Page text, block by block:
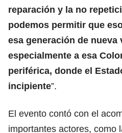
reparación y la no
podemos permitir que
esa generación de nueva
especialmente a esa
periférica, donde el
incipiente”.
El evento contó con el
importantes actores, como